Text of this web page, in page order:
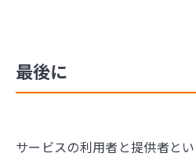
最後に
サービスの利用者と提供者と